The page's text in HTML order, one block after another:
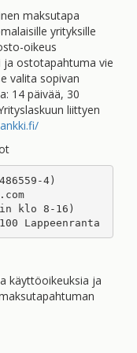
maksutapa
yrityksille
oikeus
ja ostotapahtuma vie
valita sopivan
14 päivää, 30
liittyen
4)
klo 8-16)
Lappeenranta
käyttöoikeuksia ja